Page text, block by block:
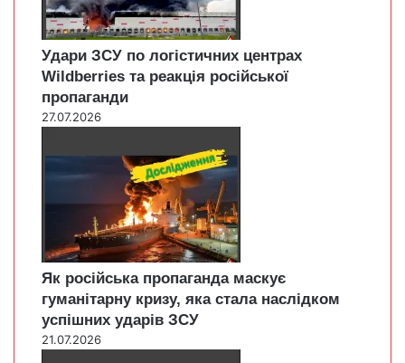
Удари ЗСУ по логістичних центрах
Wildberries та реакція російської
пропаганди
27.07.2026
Як російська пропаганда маскує
гуманітарну кризу, яка стала наслідком
успішних ударів ЗСУ
21.07.2026